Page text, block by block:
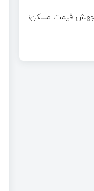
جهش قیمت مسکن؛